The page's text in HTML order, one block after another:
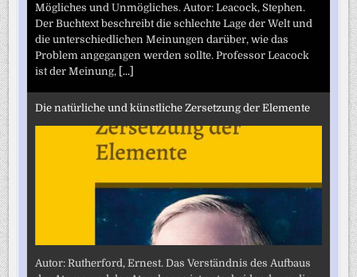
Mögliches und Unmögliches. Autor: Leacock, Stephen.
Der Buchtext beschreibt die schlechte Lage der Welt und
die unterschiedlichen Meinungen darüber, wie das
Problem angegangen werden sollte. Professor Leacock
ist der Meinung, [...]
Die natürliche und künstliche Zersetzung der Elemente
Autor: Rutherford, Ernest. Das Verständnis des Aufbaus